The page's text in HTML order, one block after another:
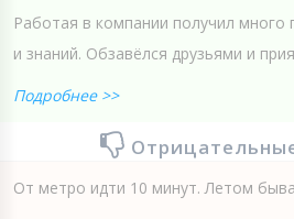
Работая в компании получил
и знаний. Обзавёлся друзьями и
Подробнее >>
От метро идти 10 минут. Летом